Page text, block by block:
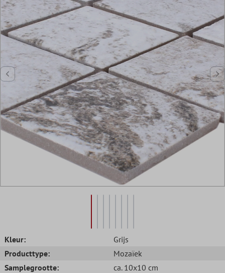
Kleur:
Grijs
Producttype:
Mozaïek
Samplegrootte:
ca. 10x10 cm